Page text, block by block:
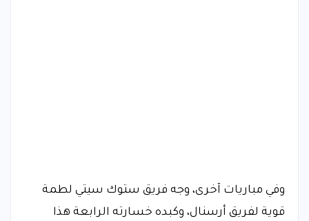
وفي مباريات آخرى، وجه فريق ستوك سيتي لطمة
قوية لفريق أرسنال، وكبده خسارته الرابعة هذا